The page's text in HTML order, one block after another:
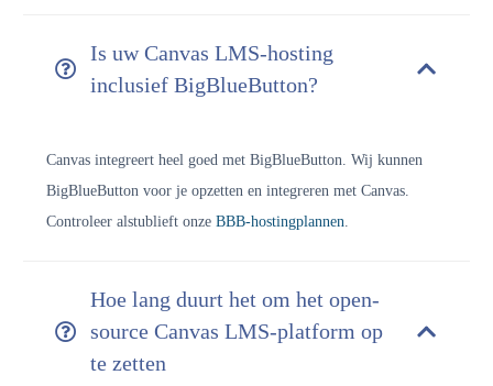
Is uw Canvas LMS-hosting
inclusief BigBlueButton?
Canvas integreert heel goed met BigBlueButton. Wij kunnen
BigBlueButton voor je opzetten en integreren met Canvas.
Controleer alstublieft onze BBB-hostingplannen.
Hoe lang duurt het om het open-
source Canvas LMS-platform op
te zetten